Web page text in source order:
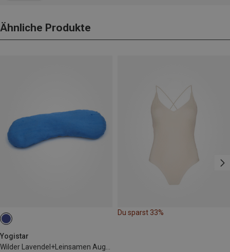
Ähnliche Produkte
Yogistar
Du sparst 33%